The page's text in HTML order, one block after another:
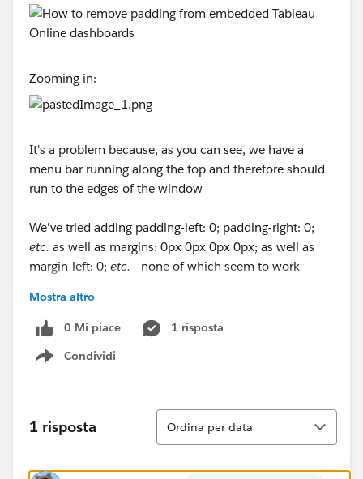
Zooming in:
It's a problem because, as you can see, we have a
menu bar running along the top and therefore should
run to the edges of the window
We've tried adding padding-left: 0; padding-right: 0;
etc. as well as margins: 0px 0px 0px 0px; as well as
margin-left: 0; etc. - none of which seem to work
Has anyone encountered this, and/or know a solution?
Thanks!
Mostra altro
0 Mi piace
1 risposta
Condividi
Show menu
1 risposta
Ordina
Ordina per data